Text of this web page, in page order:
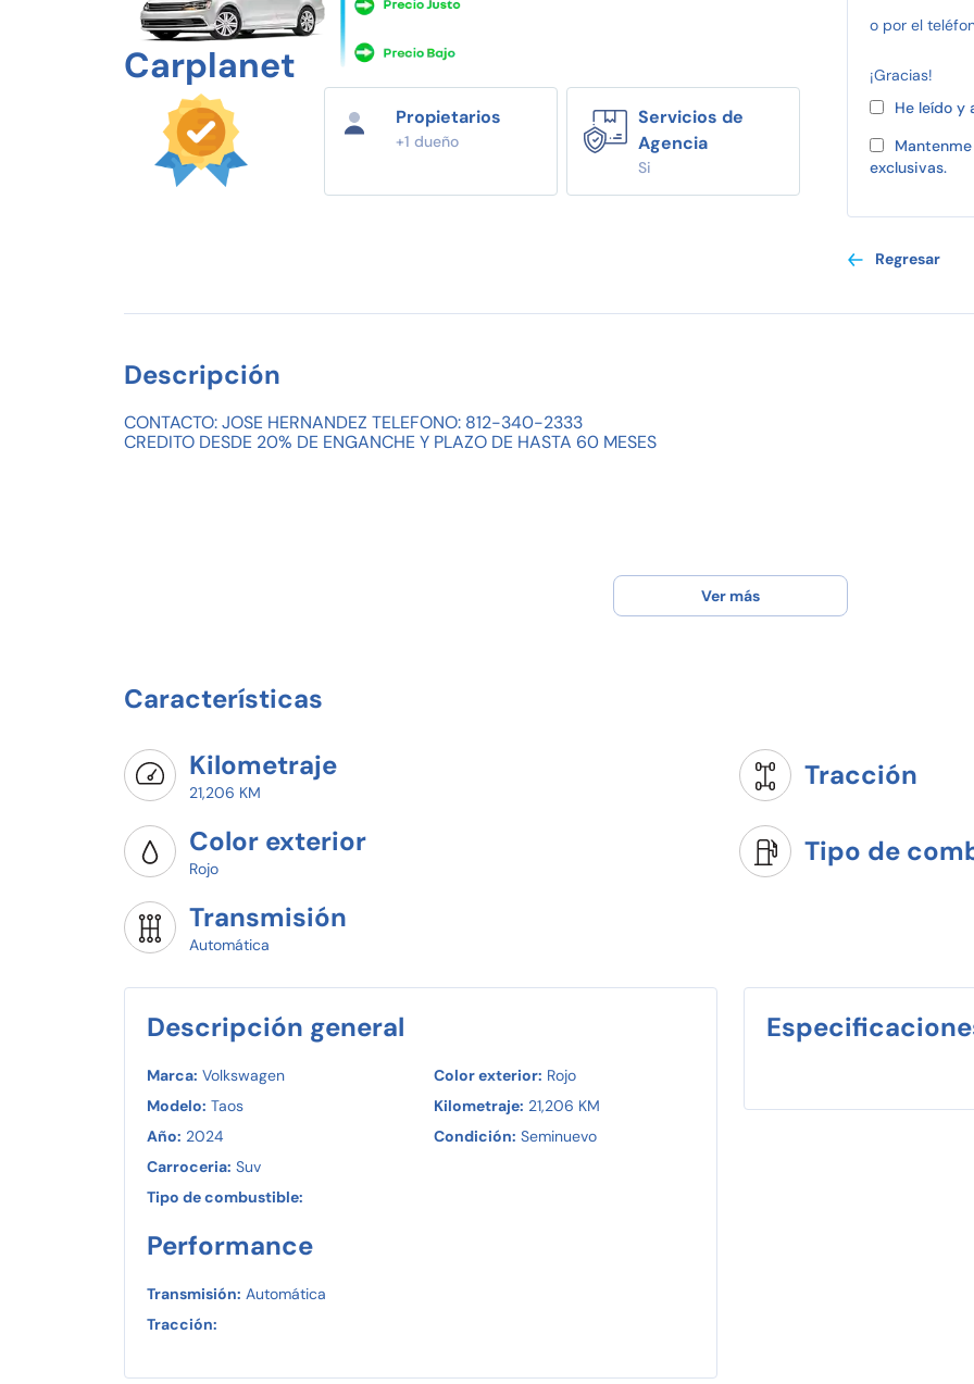
Carplanet
Propietarios
+1 dueño
Servicios de
Agencia
Si
o por el
¡Gracias!
He leído
exclusivas.
Regresar
Descripción
CONTACTO: JOSE HERNANDEZ TELEFONO: 812-340-2333
CREDITO DESDE 20% DE ENGANCHE Y PLAZO DE HASTA 60 MESES
Ver más
Características
Kilometraje
21,206 KM
Tracción
Color exterior
Rojo
Tipo de
Transmisión
Automática
Descripción general
Marca: Volkswagen
Modelo: Taos
Año: 2024
Carroceria: Suv
Tipo de combustible:
Color exterior: Rojo
Kilometraje: 21,206 KM
Condición: Seminuevo
Performance
Transmisión: Automática
Tracción: